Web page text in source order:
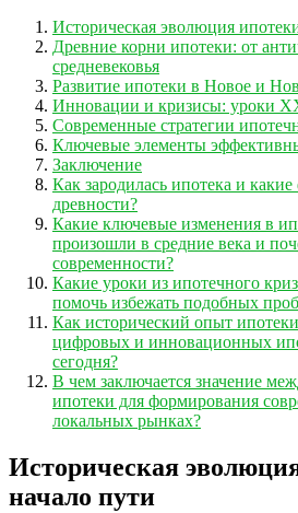
Историческая эволюция
Древние корни ипотеки: от
средневековья
Развитие ипотеки в Новое и
Инновации и кризисы: уроки
Современные стратегии
Ключевые элементы
Заключение
Как зародилась ипотека и
древности?
Какие ключевые изменения в
произошли в средние века и
современности?
Какие уроки из ипотечного
помочь избежать подобных
Как исторический опыт
цифровых и инновационных
сегодня?
В чем заключается значение
ипотеки для формирования
локальных рынках?
Историческая
начало пути